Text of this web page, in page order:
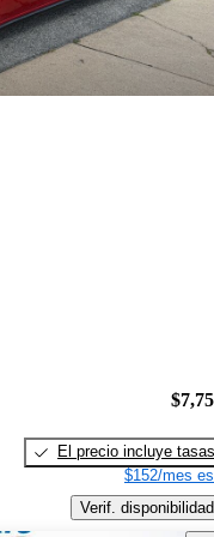
El precio incluye tasas
$152/mes
Verif. disponibilidad